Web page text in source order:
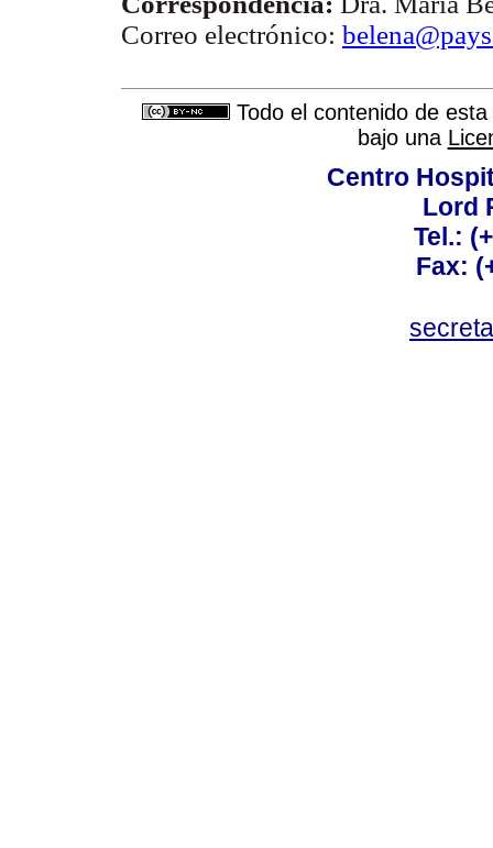
Correo electrónico:
Todo el contenido de
bajo una
Centro
Lord
Tel.:
Fax: